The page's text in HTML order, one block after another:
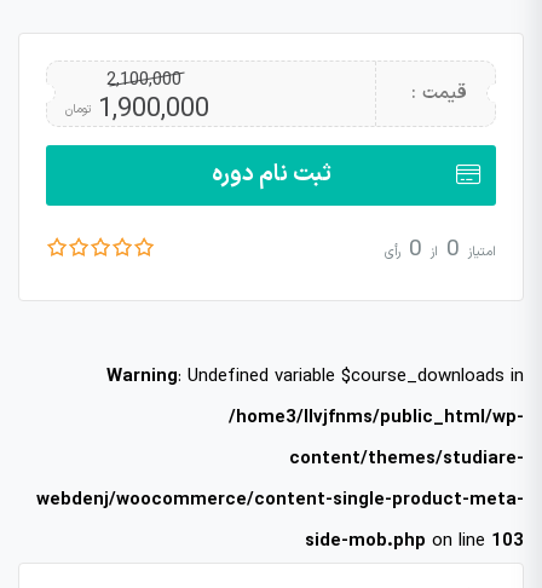
قیمت : 2,100,000
1,900,000 تومان
ثبت نام دوره
امتیاز 0 از 0 رأی
Warning: Undefined variable $course_downloads in
/home3/llvjfnms/public_html/wp-
content/themes/studiare-
webdenj/woocommerce/content-single-product-meta-
side-mob.php on line 103